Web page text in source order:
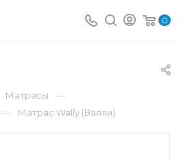
0
Матрасы —
— Матрас Wally (Валли)